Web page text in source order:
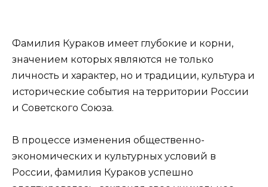
Фамилия Кураков имеет глубокие и корни,
значением которых являются не только
личность и характер, но и традиции, культура и
исторические события на территории России
и Советского Союза.
В процессе изменения общественно-
экономических и культурных условий в
России, фамилия Кураков успешно